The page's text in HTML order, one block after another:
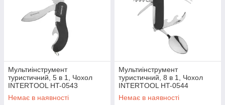
Мультиінструмент
туристичний, 5 в 1, Чохол
INTERTOOL HT-0543
Немає в наявності
Мультиінструмент
туристичний, 8 в 1, Чохол
INTERTOOL HT-0544
Немає в наявності